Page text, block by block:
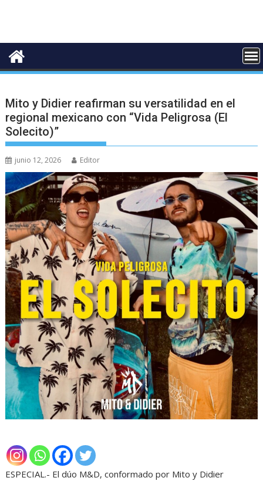
Mito y Didier reafirman su versatilidad en el
regional mexicano con “Vida Peligrosa (El
Solecito)”
junio 12, 2026 Editor
ESPECIAL.- El dúo M&D, conformado por Mito y Didier